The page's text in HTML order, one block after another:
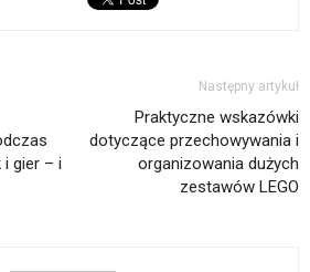
gier – i
Następny artykuł
Praktyczne wskazówki
dotyczące przechowywania i
organizowania dużych
zestawów LEGO